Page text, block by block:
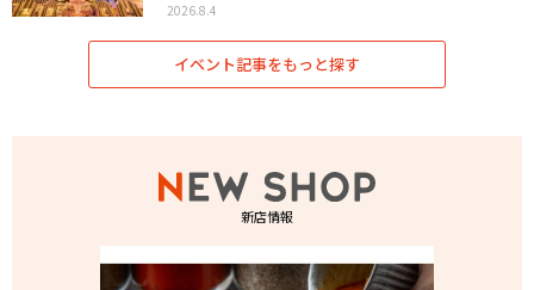
2026.8.4
イベント記事をもっと探す
新店情報